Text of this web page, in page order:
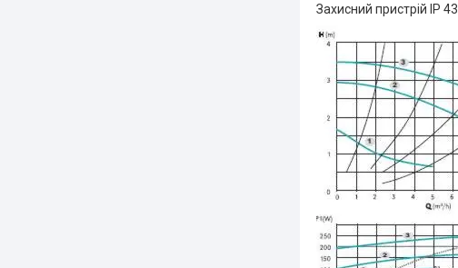
Захисний пристрій IP 43.